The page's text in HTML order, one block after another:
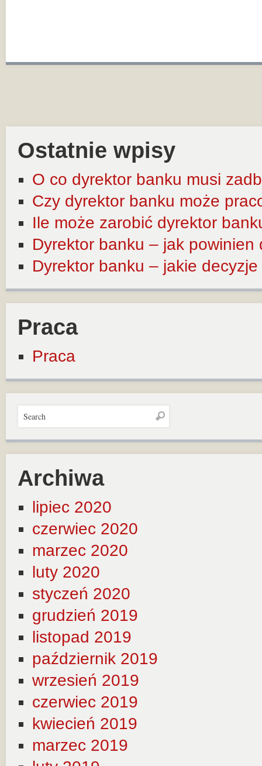
Ostatnie wpisy
O co dyrektor banku musi
Czy dyrektor banku może
Ile może zarobić dyrektor
Dyrektor banku – jak
Dyrektor banku – jakie
Praca
Praca
Archiwa
lipiec 2020
czerwiec 2020
marzec 2020
luty 2020
styczeń 2020
grudzień 2019
listopad 2019
październik 2019
wrzesień 2019
czerwiec 2019
kwiecień 2019
marzec 2019